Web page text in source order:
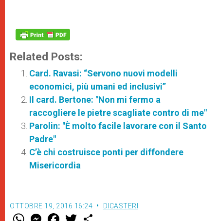
Related Posts:
Card. Ravasi: “Servono nuovi modelli
economici, più umani ed inclusivi”
Il card. Bertone: "Non mi fermo a
raccogliere le pietre scagliate contro di me"
Parolin: "È molto facile lavorare con il Santo
Padre"
C’è chi costruisce ponti per diffondere
Misericordia
OTTOBRE 19, 2016 16:24 DICASTERI
W M F